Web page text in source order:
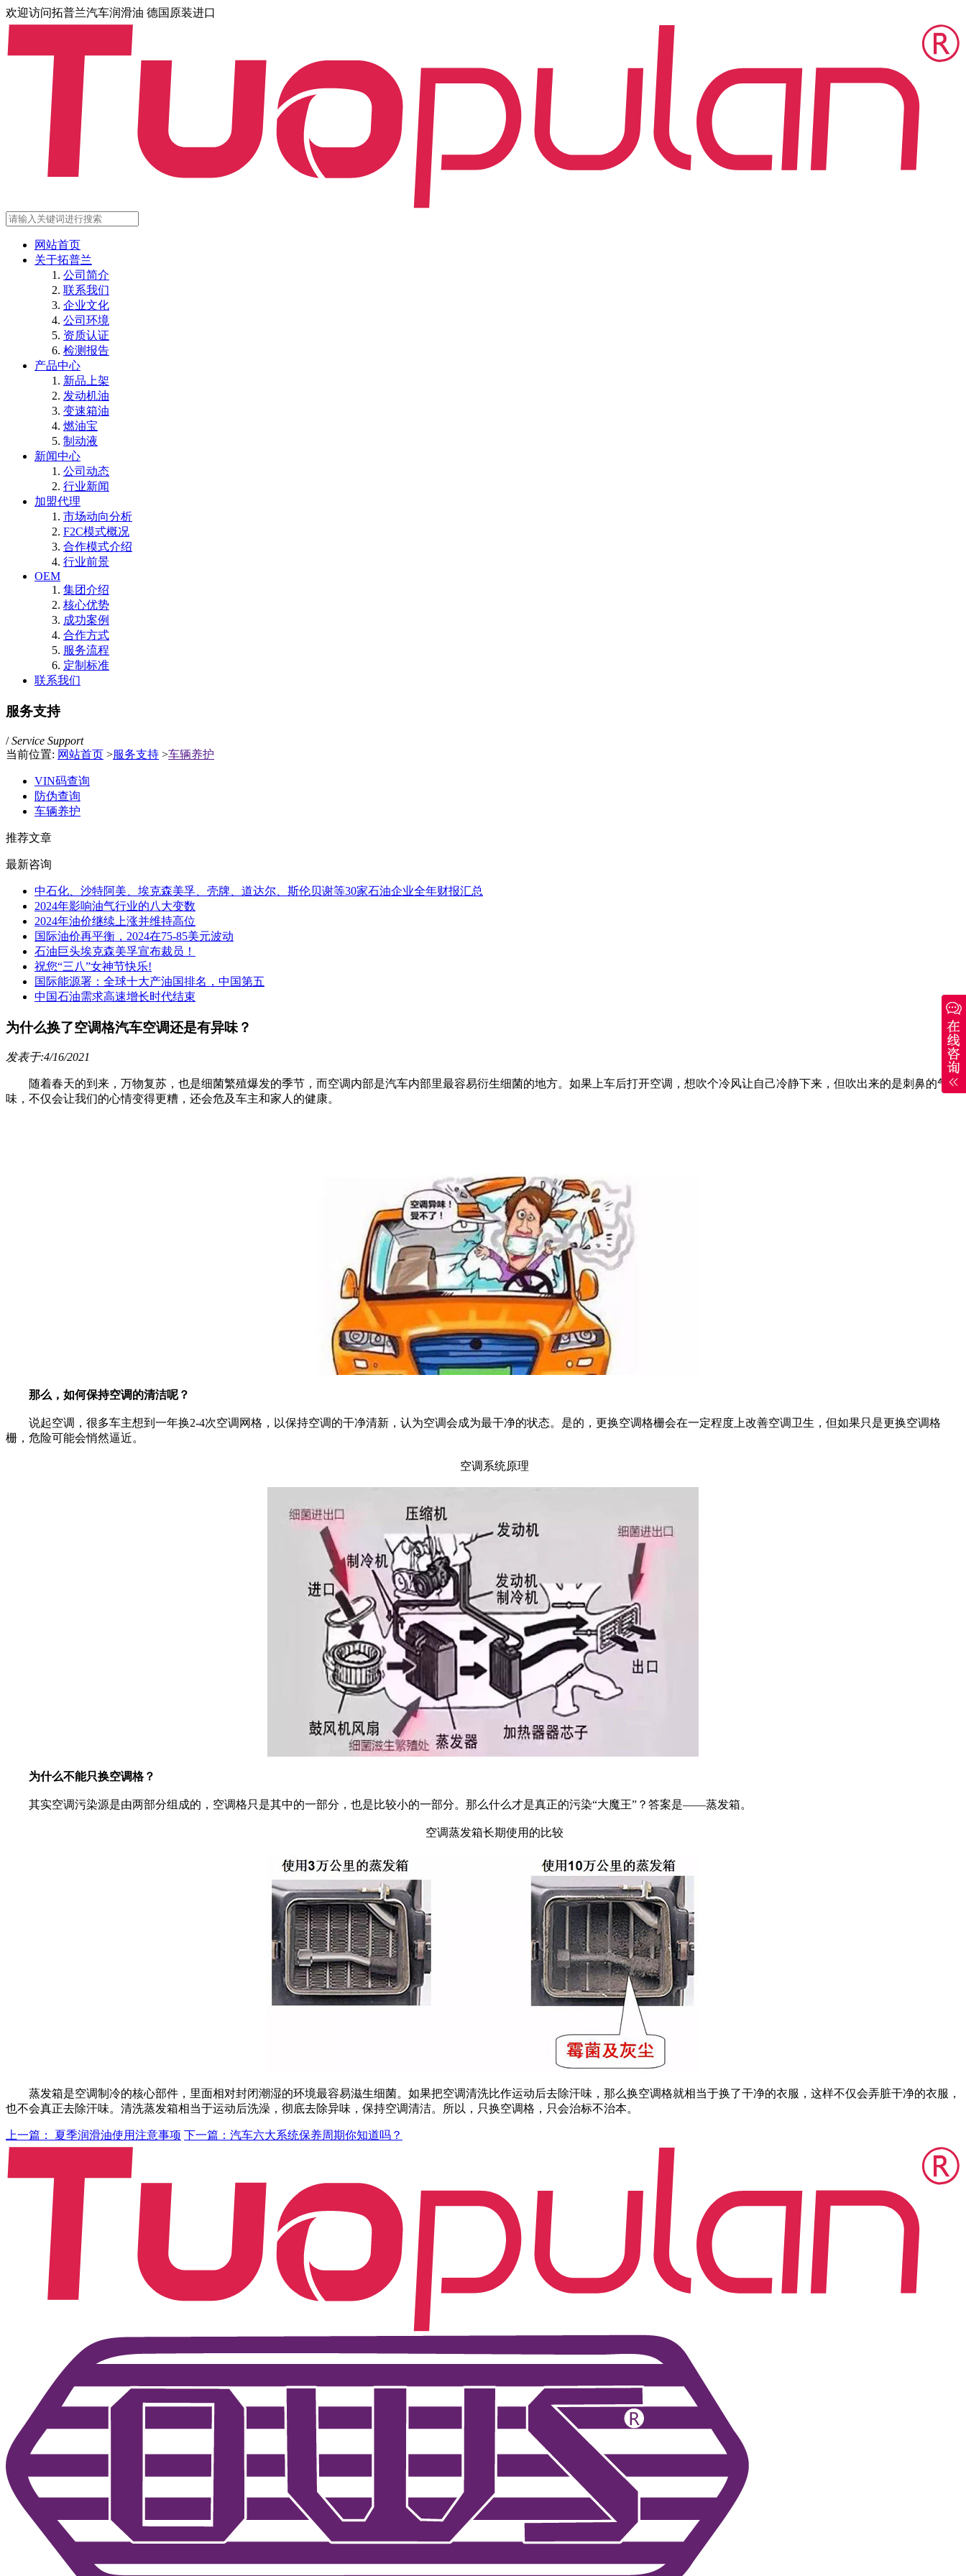
欢迎访问拓普兰汽车润滑油 德国原装进口
网站首页
关于拓普兰
公司简介
联系我们
企业文化
公司环境
资质认证
检测报告
产品中心
新品上架
发动机油
变速箱油
燃油宝
制动液
新闻中心
公司动态
行业新闻
加盟代理
市场动向分析
F2C模式概况
合作模式介绍
行业前景
OEM
集团介绍
核心优势
成功案例
合作方式
服务流程
定制标准
联系我们
服务支持
/Service Support
当前位置: 网站首页 >服务支持 >车辆养护
VIN码查询
防伪查询
车辆养护
推荐文章
最新咨询
中石化、沙特阿美、埃克森美孚、壳牌、道达尔、斯伦贝谢等30家石油企业全年财报汇总
2024年影响油气行业的八大变数
2024年油价继续上涨并维持高位
国际油价再平衡，2024在75-85美元波动
石油巨头埃克森美孚宣布裁员！
祝您“三八”女神节快乐!
国际能源署：全球十大产油国排名，中国第五
中国石油需求高速增长时代结束
为什么换了空调格汽车空调还是有异味？
发表于:4/16/2021
随着春天的到来，万物复苏，也是细菌繁殖爆发的季节，而空调内部是汽车内部里最容易衍生细菌的地方。如果上车后打开空调，想吹个冷风让自己冷静下来，但吹出来的是刺鼻的气
味，不仅会让我们的心情变得更糟，还会危及车主和家人的健康。
那么，如何保持空调的清洁呢？
说起空调，很多车主想到一年换2-4次空调网格，以保持空调的干净清新，认为空调会成为最干净的状态。是的，更换空调格栅会在一定程度上改善空调卫生，但如果只是更换空调格
栅，危险可能会悄然逼近。
空调系统原理
为什么不能只换空调格？
其实空调污染源是由两部分组成的，空调格只是其中的一部分，也是比较小的一部分。那么什么才是真正的污染“大魔王”？答案是——蒸发箱。
空调蒸发箱长期使用的比较
蒸发箱是空调制冷的核心部件，里面相对封闭潮湿的环境最容易滋生细菌。如果把空调清洗比作运动后去除汗味，那么换空调格就相当于换了干净的衣服，这样不仅会弄脏干净的衣服，
也不会真正去除汗味。清洗蒸发箱相当于运动后洗澡，彻底去除异味，保持空调清洁。所以，只换空调格，只会治标不治本。
上一篇： 夏季润滑油使用注意事项 下一篇：汽车六大系统保养周期你知道吗？